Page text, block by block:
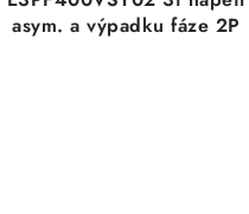
asym. a výpadku fáze 2P